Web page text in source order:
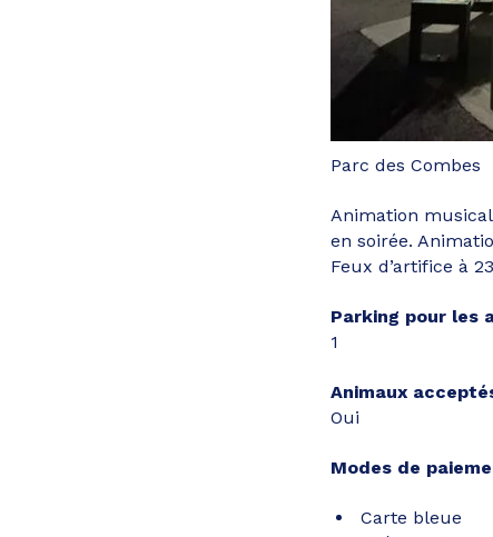
Parc des Combes
Animation
en soirée.
Feux d’artifice à
Parking pour les
1
Animaux
Oui
Modes de
Carte bleue